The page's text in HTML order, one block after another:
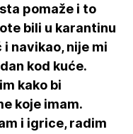
pomaže i to
bili u karantinu
i navikao, nije mi
kod kuće.
kako bi
koje imam.
i igrice, radim